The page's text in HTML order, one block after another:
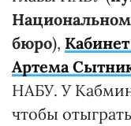
бюро),
Артема
НАБУ. У
чтобы